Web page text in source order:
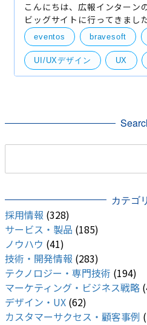
こんにちは、広報インターンのセナで
ビッグサイトに行ってきまし
ターンのオンちゃん） なんで東京ビッグサイトに来て
みたかというと…
eventos bravesoft
UI/UXデザイン UX
カテゴ
採用情報 (328)
サービス・製品 (185)
ノウハウ (41)
技術・開発情報 (283)
テクノロジー・専門技術 (194)
マーケティング・ビジネス戦略
デザイン・UX (62)
カスタマーサクセス・顧客事例